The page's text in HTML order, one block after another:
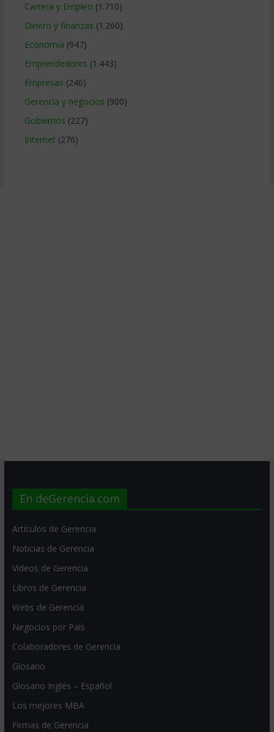
Carrera y Empleo (1.710)
Dinero y finanzas (1.260)
Economía (947)
Emprendedores (1.443)
Empresas (246)
Gerencia y negocios (900)
Gobiernos (227)
Internet (276)
En deGerencia.com
Artículos de Gerencia
Noticias de Gerencia
Videos de Gerencia
Libros de Gerencia
Webs de Gerencia
Negocios por País
Colaboradores de Gerencia
Glosario
Glosario Inglés – Español
Los mejores MBA
Firmas de Gerencia